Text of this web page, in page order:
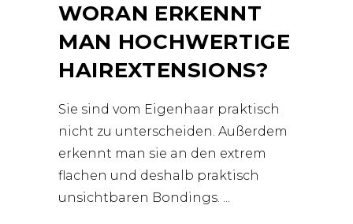
WORAN ERKENNT
MAN HOCHWERTIGE
HAIREXTENSIONS?
Sie sind vom Eigenhaar praktisch
nicht zu unterscheiden. Außerdem
erkennt man sie an den extrem
flachen und deshalb praktisch
unsichtbaren Bondings.